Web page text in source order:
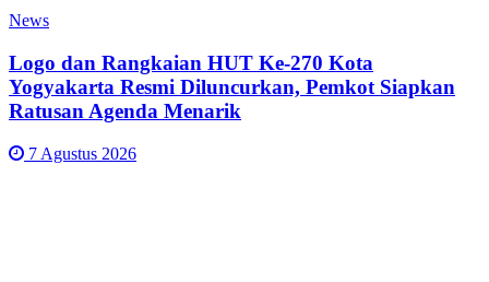
News
Logo dan Rangkaian HUT Ke-270 Kota
Yogyakarta Resmi Diluncurkan, Pemkot Siapkan
Ratusan Agenda Menarik
7 Agustus 2026